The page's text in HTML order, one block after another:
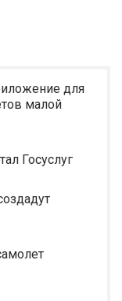
для
малой
Госуслуг